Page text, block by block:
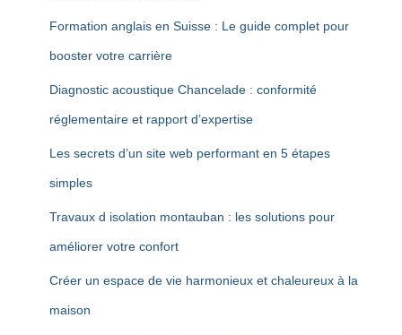
Formation anglais en Suisse : Le guide complet pour
booster votre carrière
Diagnostic acoustique Chancelade : conformité
réglementaire et rapport d’expertise
Les secrets d’un site web performant en 5 étapes
simples
Travaux d isolation montauban : les solutions pour
améliorer votre confort
Créer un espace de vie harmonieux et chaleureux à la
maison